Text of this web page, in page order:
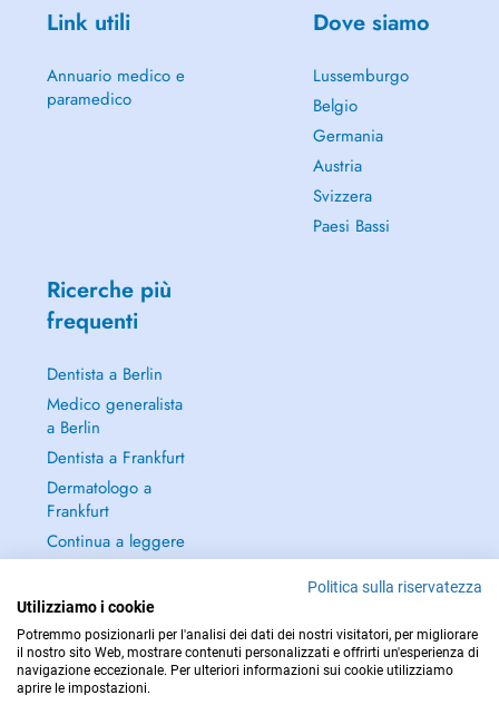
Link utili
Annuario medico e
paramedico
Dove siamo
Lussemburgo
Belgio
Germania
Austria
Svizzera
Paesi Bassi
Ricerche più
frequenti
Dentista a Berlin
Medico generalista
a Berlin
Dentista a Frankfurt
Dermatologo a
Frankfurt
Continua a leggere
→
PER LE URGENZE, CONSULTARE : 112
Politica sulla riservatezza
Utilizziamo i cookie
Potremmo posizionarli per l'analisi dei dati dei nostri visitatori, per migliorare
il nostro sito Web, mostrare contenuti personalizzati e offrirti un'esperienza di
navigazione eccezionale. Per ulteriori informazioni sui cookie utilizziamo
aprire le impostazioni.